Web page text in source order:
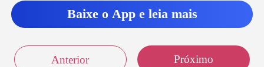
Baixe o App e leia mais
Anterior Próximo